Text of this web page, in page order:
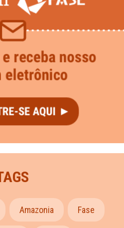
Amazonia Fase